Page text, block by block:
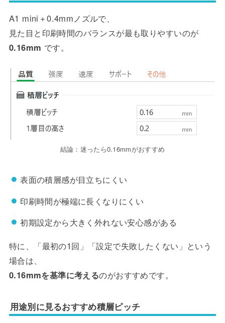
A1 mini＋0.4mmノズルで、
見た目と印刷時間のバランスが最も取りやすいのが
0.16mm です。
結論：迷ったら0.16mmがおすすめ
表面の積層感が目立ちにくい
印刷時間が極端に長くなりにくい
初期設定から大きく外れない安心感がある
特に、「最初の1回」「設定で失敗したくない」という
場合は、
0.16mmを基準に考えるのがおすすめです。
用途別に見るおすすめ積層ピッチ